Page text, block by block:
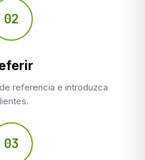
02
referencia e introduzca
03